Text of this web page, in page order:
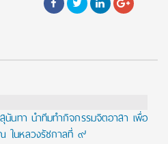
นทา นำทีมทำกิจกรรมจิตอาสา เพื่อ
ในหลวงรัชกาลที่ ๙